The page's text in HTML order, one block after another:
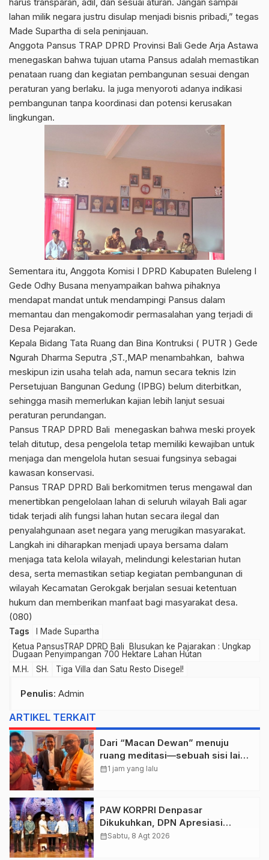
lahan milik negara justru disulap menjadi bisnis pribadi,” tegas
Made Supartha di sela peninjauan.
Anggota Pansus TRAP DPRD Provinsi Bali Gede Arja Astawa
menegaskan bahwa tujuan utama Pansus adalah memastikan
penataan ruang dan kegiatan pembangunan sesuai dengan
peraturan yang berlaku. Ia juga menyoroti adanya indikasi
pembangunan tanpa koordinasi dan potensi kerusakan
lingkungan.
Sementara itu, Anggota Komisi I DPRD Kabupaten Buleleng I
Gede Odhy Busana menyampaikan bahwa pihaknya
mendapat mandat untuk mendampingi Pansus dalam
memantau dan mengakomodir permasalahan yang terjadi di
Desa Pejarakan.
Kepala Bidang Tata Ruang dan Bina Kontruksi ( PUTR ) Gede
Ngurah Dharma Seputra ,ST.,MAP menambahkan, bahwa
meskipun izin usaha telah ada, namun secara teknis Izin
Persetujuan Bangunan Gedung (IPBG) belum diterbitkan,
sehingga masih memerlukan kajian lebih lanjut sesuai
peraturan perundangan.
Pansus TRAP DPRD Bali menegaskan bahwa meski proyek
telah ditutup, desa pengelola tetap memiliki kewajiban untuk
menjaga dan mengelola hutan sesuai fungsinya sebagai
kawasan konservasi.
Pansus TRAP DPRD Bali berkomitmen terus mengawal dan
menertibkan pengelolaan lahan di seluruh wilayah Bali agar
tidak terjadi alih fungsi lahan hutan secara ilegal dan
penyalahgunaan aset negara yang merugikan masyarakat.
Langkah ini diharapkan menjadi upaya bersama dalam
menjaga tata kelola wilayah, melindungi kelestarian hutan
desa, serta memastikan setiap kegiatan pembangunan di
wilayah Kecamatan Gerokgak berjalan sesuai ketentuan
hukum dan memberikan manfaat bagi masyarakat desa.
(080)
Tags
I Made Supartha
Ketua PansusTRAP DPRD Bali Blusukan ke Pajarakan : Ungkap
Dugaan Penyimpangan 700 Hektare Lahan Hutan
M.H.
SH. Tiga Villa dan Satu Resto Disegel!
Penulis: Admin
ARTIKEL TERKAIT
Dari “Macan Dewan” menuju
ruang meditasi—sebuah sisi lain I
Dewa Nyoman Rai Bertemu Baba
calendar_month1 jam yang lalu
PAW KORPRI Denpasar
Dikukuhkan, DPN Apresiasi
“Sembagi Arutala” untuk Lindungi
calendar_monthSabtu, 8 Agt 2026